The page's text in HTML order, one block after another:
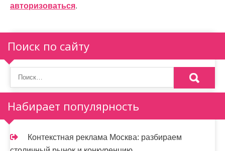
авторизоваться.
Поиск по сайту
Набирает популярность
Контекстная реклама Москва: разбираем